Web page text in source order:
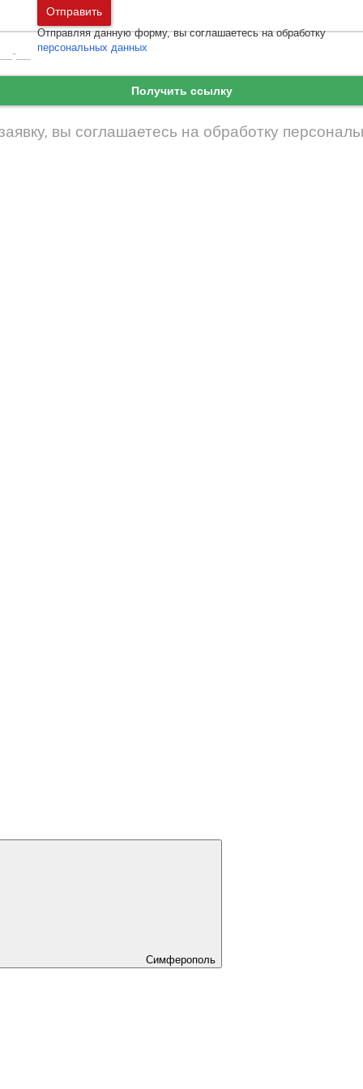
Симферополь
Москва
Московская область
Петербург иЛенинградская
Войти Забыли пароль
Ещё нет аккаунта?
Зарегистрироваться
Получить ссылку
вы соглашаетесь на обработку
Отправить
Отправляя данную форму, вы соглашаетесь на обработку
персональных данных